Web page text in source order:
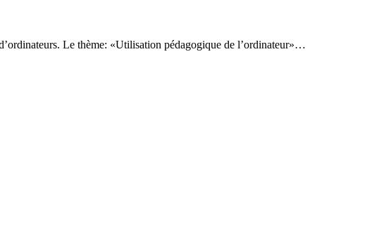
Le thème: «Utilisation pédagogique de l’ordinateur»…